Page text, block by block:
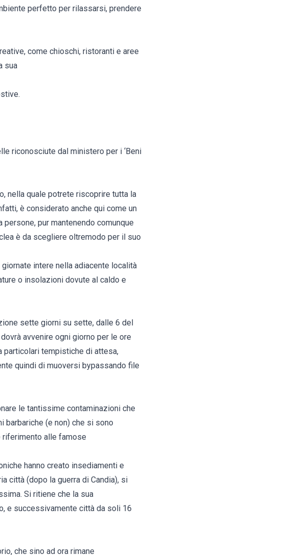
perfetto per rilassarsi, prendere
come chioschi, ristoranti e aree
sua
riconosciute dal ministero per i ‘Beni
nella quale potrete riscoprire tutta la
è considerato anche qui come un
pur mantenendo comunque
è da scegliere oltremodo per il suo
intere nella adiacente località
o insolazioni dovute al caldo e
sette giorni su sette, dalle 6 del
avvenire ogni giorno per le ore
particolari tempistiche di attesa,
quindi di muoversi bypassando file
le tantissime contaminazioni che
(e non) che si sono
riferimento alle famose
hanno creato insediamenti e
città (dopo la guerra di Candia), si
Si ritiene che la sua
e successivamente città da soli 16
che sino ad ora rimane